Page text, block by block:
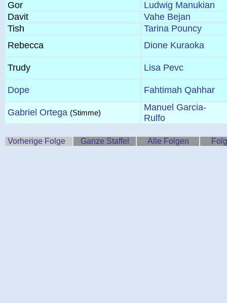
Gor
Ludwig Manukian
Davit
Vahe Bejan
Tish
Tarina Pouncy
Rebecca
Dione Kuraoka
Trudy Lisa Pevc
Dope Fahtimah Qahhar
Gabriel Ortega (Stimme)
Manuel Garcia-
Rulfo
Vorherige Folge Ganze Staffel Alle Folgen